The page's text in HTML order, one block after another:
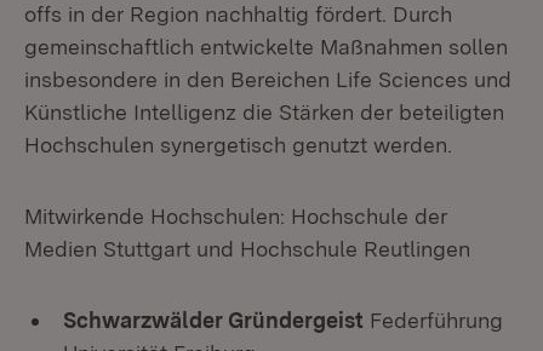
offs in der Region nachhaltig fördert. Durch
gemeinschaftlich entwickelte Maßnahmen sollen
insbesondere in den Bereichen Life Sciences und
Künstliche Intelligenz die Stärken der beteiligten
Hochschulen synergetisch genutzt werden.
Mitwirkende Hochschulen: Hochschule der
Medien Stuttgart und Hochschule Reutlingen
Schwarzwälder Gründergeist Federführung